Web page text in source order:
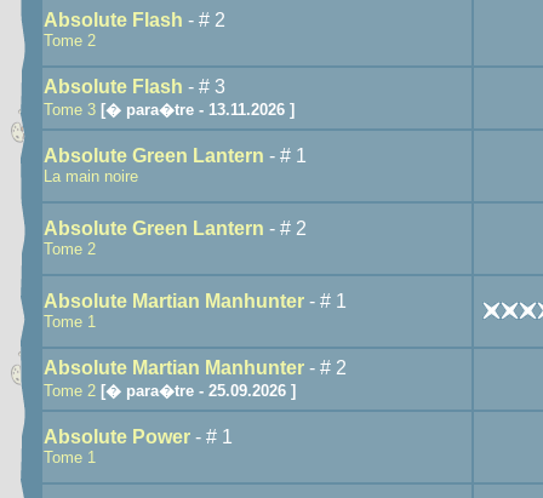
Absolute Flash - # 2
Tome 2
Absolute Flash - # 3
Tome 3 [� para�tre - 13.11.2026 ]
Absolute Green Lantern - # 1
La main noire
Absolute Green Lantern - # 2
Tome 2
Absolute Martian Manhunter - # 1
Tome 1
Absolute Martian Manhunter - # 2
Tome 2 [� para�tre - 25.09.2026 ]
Absolute Power - # 1
Tome 1